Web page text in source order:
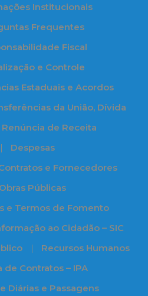
Institucionais
Frequentes
Fiscal
e Controle
Estaduais e Acordos
da União, Dívida
de Receita
Despesas
e Fornecedores
Obras Públicas
e Termos de Fomento
ao Cidadão – SIC
Recursos Humanos
de Contratos – IPA
Diárias e Passagens